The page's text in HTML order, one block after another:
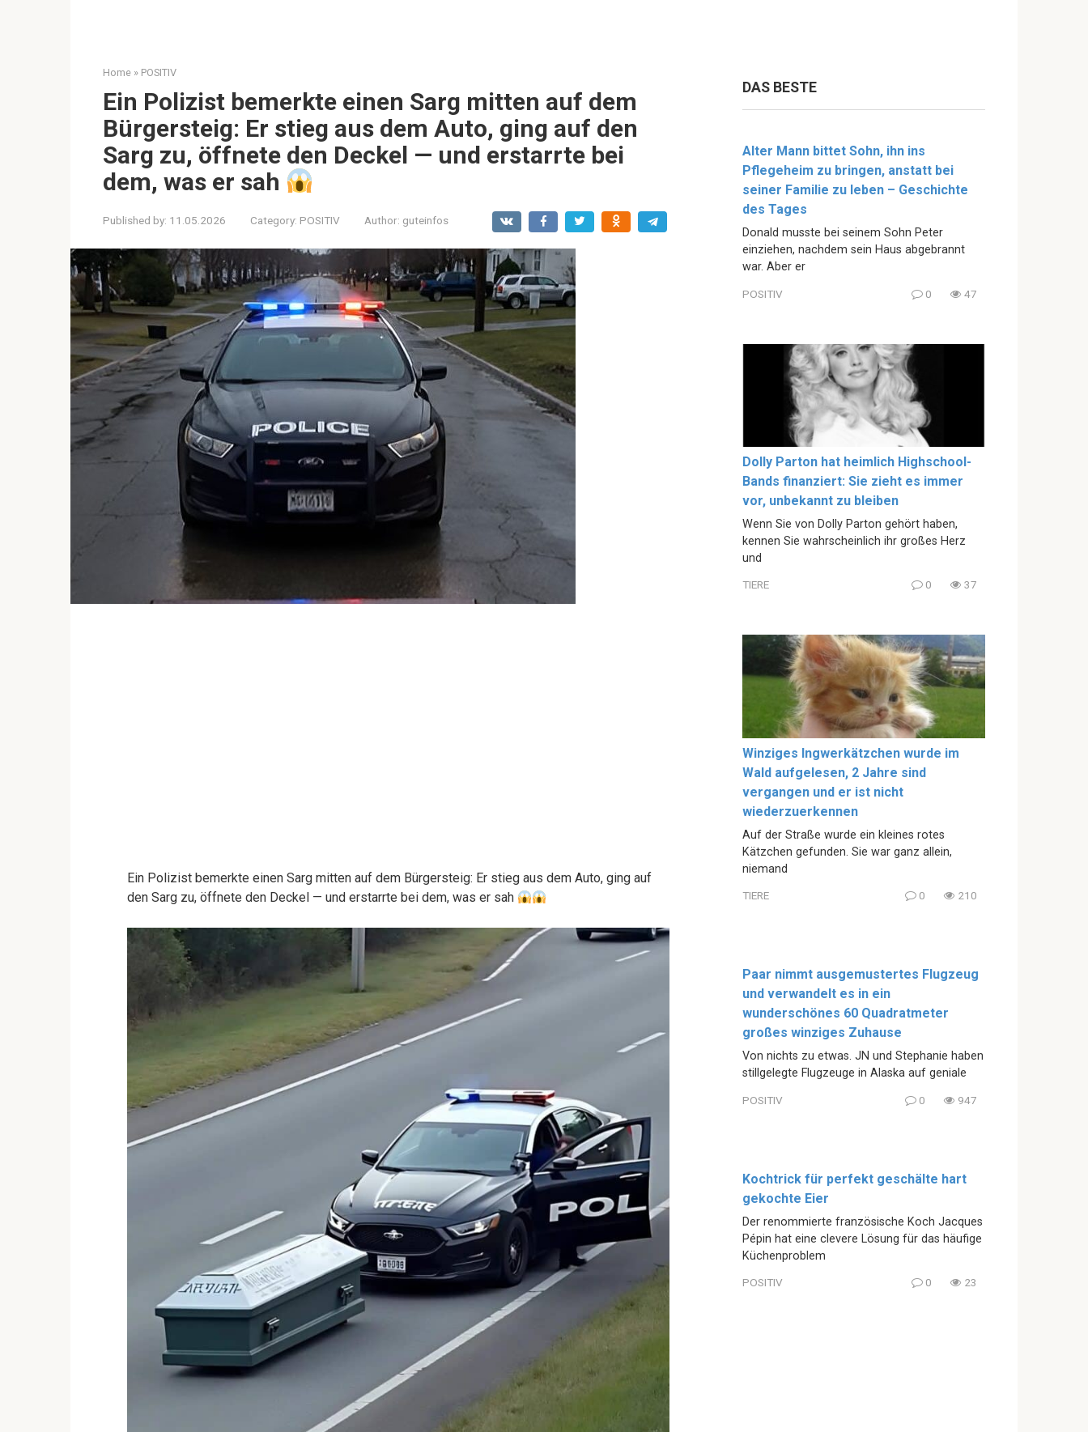
Home » POSITIV
Ein Polizist bemerkte einen Sarg mitten auf dem
Bürgersteig: Er stieg aus dem Auto, ging auf den
Sarg zu, öffnete den Deckel — und erstarrte bei
dem, was er sah
Published by: 11.05.2026 Category: POSITIV Author: guteinfos
Ein Polizist bemerkte einen Sarg mitten auf dem Bürgersteig: Er stieg aus dem Auto, ging auf
den Sarg zu, öffnete den Deckel — und erstarrte bei dem, was er sah
DAS BESTE
Alter Mann bittet Sohn, ihn ins
Pflegeheim zu bringen, anstatt bei
seiner Familie zu leben – Geschichte
des Tages
Donald musste bei seinem Sohn Peter
einziehen, nachdem sein Haus abgebrannt
war. Aber er
POSITIV 0 47
Dolly Parton hat heimlich Highschool-
Bands finanziert: Sie zieht es immer
vor, unbekannt zu bleiben
Wenn Sie von Dolly Parton gehört haben,
kennen Sie wahrscheinlich ihr großes Herz
und
TIERE 0 37
Winziges Ingwerkätzchen wurde im
Wald aufgelesen, 2 Jahre sind
vergangen und er ist nicht
wiederzuerkennen
Auf der Straße wurde ein kleines rotes
Kätzchen gefunden. Sie war ganz allein,
niemand
TIERE 0 210
Paar nimmt ausgemustertes Flugzeug
und verwandelt es in ein
wunderschönes 60 Quadratmeter
großes winziges Zuhause
Von nichts zu etwas. JN und Stephanie haben
stillgelegte Flugzeuge in Alaska auf geniale
POSITIV 0 947
Kochtrick für perfekt geschälte hart
gekochte Eier
Der renommierte französische Koch Jacques
Pépin hat eine clevere Lösung für das häufige
Küchenproblem
POSITIV 0 23